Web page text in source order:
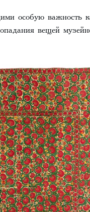
особую важность
вещей